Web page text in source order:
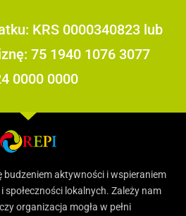
KRS 0000340823 lub
75 1940 1076 3077
0000 0000
budzeniem aktywności i wspieraniem
społeczności lokalnych. Zależy nam
organizacja mogła w pełni